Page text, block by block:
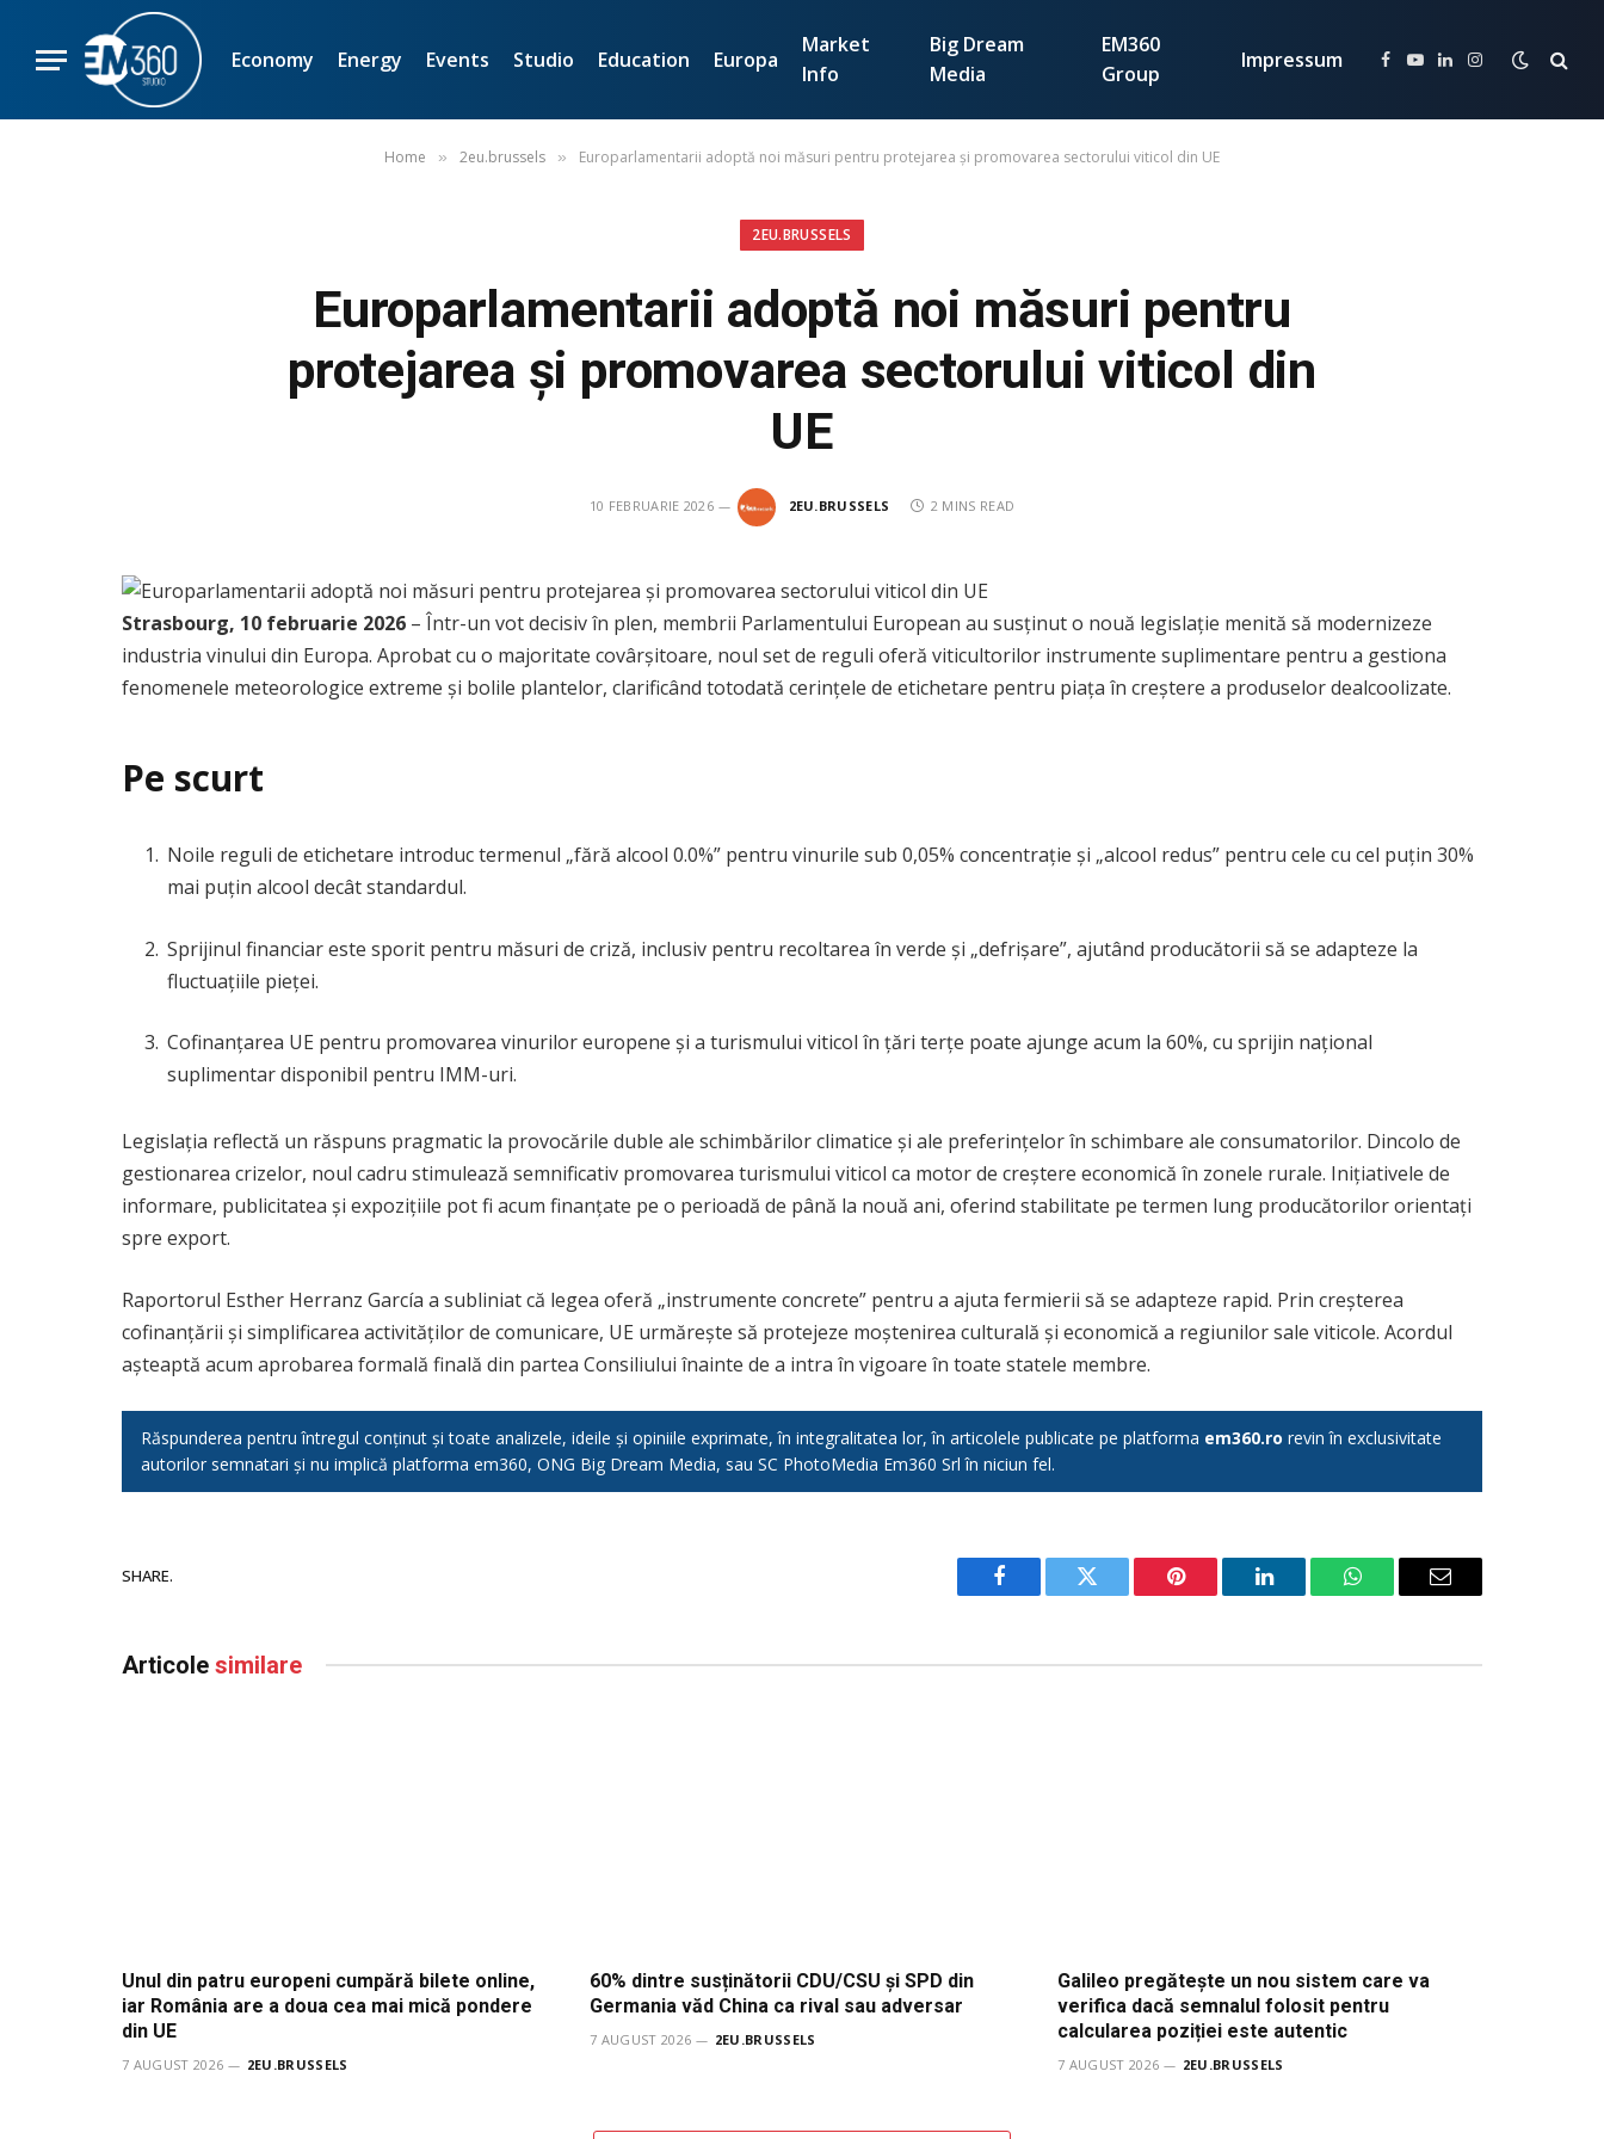
Economy Energy Events Studio Education Europa
Market
Info
Big Dream
Media
EM360
Group
Impressum Facebook
YouTube
LinkedInInstagram
Home » 2eu.brussels » Europarlamentarii adoptă noi măsuri pentru protejarea și promovarea sectorului viticol din UE
2EU.BRUSSELS
Europarlamentarii adoptă noi măsuri pentru
protejarea și promovarea sectorului viticol din
UE
10 FEBRUARIE 2026 2EU.BRUSSELS 2 MINS READ
Strasbourg, 10 februarie 2026 – Într-un vot decisiv în plen, membrii Parlamentului European au susținut o nouă legislație menită să modernizeze
industria vinului din Europa. Aprobat cu o majoritate covârșitoare, noul set de reguli oferă viticultorilor instrumente suplimentare pentru a gestiona
fenomenele meteorologice extreme și bolile plantelor, clarificând totodată cerințele de etichetare pentru piața în creștere a produselor dealcoolizate.
Pe scurt
Noile reguli de etichetare introduc termenul „fără alcool 0.0%” pentru vinurile sub 0,05% concentrație și „alcool redus” pentru cele cu cel puțin 30%
mai puțin alcool decât standardul.
Sprijinul financiar este sporit pentru măsuri de criză, inclusiv pentru recoltarea în verde și „defrișare”, ajutând producătorii să se adapteze la
fluctuațiile pieței.
Cofinanțarea UE pentru promovarea vinurilor europene și a turismului viticol în țări terțe poate ajunge acum la 60%, cu sprijin național
suplimentar disponibil pentru IMM-uri.
Legislația reflectă un răspuns pragmatic la provocările duble ale schimbărilor climatice și ale preferințelor în schimbare ale consumatorilor. Dincolo de
gestionarea crizelor, noul cadru stimulează semnificativ promovarea turismului viticol ca motor de creștere economică în zonele rurale. Inițiativele de
informare, publicitatea și expozițiile pot fi acum finanțate pe o perioadă de până la nouă ani, oferind stabilitate pe termen lung producătorilor orientați
spre export.
Raportorul Esther Herranz García a subliniat că legea oferă „instrumente concrete” pentru a ajuta fermierii să se adapteze rapid. Prin creșterea
cofinanțării și simplificarea activităților de comunicare, UE urmărește să protejeze moștenirea culturală și economică a regiunilor sale viticole. Acordul
așteaptă acum aprobarea formală finală din partea Consiliului înainte de a intra în vigoare în toate statele membre.
Răspunderea pentru întregul conținut și toate analizele, ideile și opiniile exprimate, în integralitatea lor, în articolele publicate pe platforma em360.ro revin în exclusivitate
autorilor semnatari și nu implică platforma em360, ONG Big Dream Media, sau SC PhotoMedia Em360 Srl în niciun fel.
SHARE.
Facebook Twitter Pinterest LinkedIn WhatsAppEmail
Articole similare
Unul din patru europeni cumpără bilete online,
iar România are a doua cea mai mică pondere
din UE
7 AUGUST 2026 2EU.BRUSSELS
60% dintre susținătorii CDU/CSU și SPD din
Germania văd China ca rival sau adversar
7 AUGUST 2026 2EU.BRUSSELS
Galileo pregătește un nou sistem care va
verifica dacă semnalul folosit pentru
calcularea poziției este autentic
7 AUGUST 2026 2EU.BRUSSELS